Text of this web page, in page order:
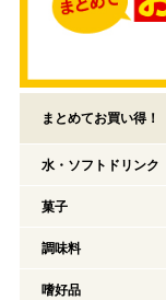
まとめてお買い得！
水・ソフトドリンク
菓子
調味料
嗜好品